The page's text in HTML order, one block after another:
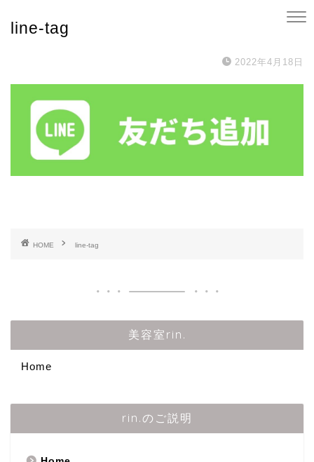
line-tag
2022年4月18日
HOME line-tag
美容室rin.
Home
rin.のご説明